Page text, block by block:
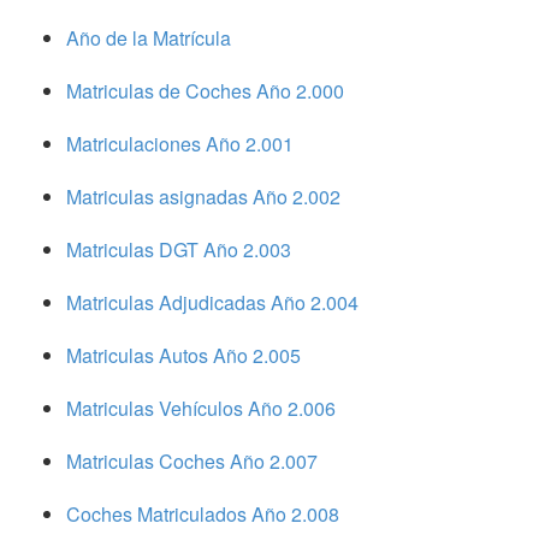
Año de la Matrícula
Matriculas de Coches Año 2.000
Matriculaciones Año 2.001
Matriculas asignadas Año 2.002
Matriculas DGT Año 2.003
Matriculas Adjudicadas Año 2.004
Matriculas Autos Año 2.005
Matriculas Vehículos Año 2.006
Matriculas Coches Año 2.007
Coches Matriculados Año 2.008